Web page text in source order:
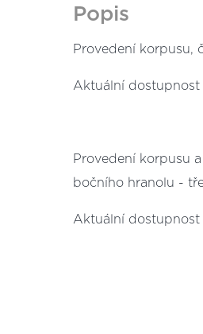
Popis
Provedení korpusu,
Aktuální dostupnost
Provedení korpusu
bočního hranolu -
Aktuální dostupnost